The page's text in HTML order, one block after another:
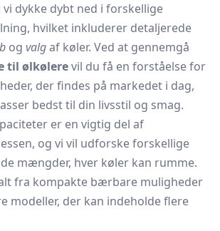
dykke dybt ned i forskellige
hvilket inkluderer detaljerede
og valgaf køler. Ved at gennemgå
til ølkølerevil du få en forståelse for
der findes på markedet i dag,
bedst til din livsstil og smag.
er en vigtig del af
og vi vil udforske forskellige
mængder, hver køler kan rumme.
fra kompakte bærbare muligheder
modeller, der kan indeholde flere